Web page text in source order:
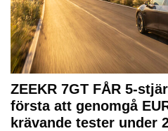
ZEEKR 7GT FÅR 5-
första att genomgå
krävande tester under